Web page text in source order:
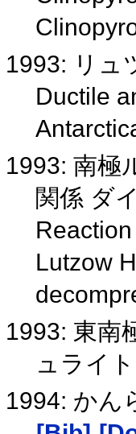
1993: リュ
Ductile
1993: 南極
関係 ダ
Lutzow
1993: 東南
ュライ
1994: かん